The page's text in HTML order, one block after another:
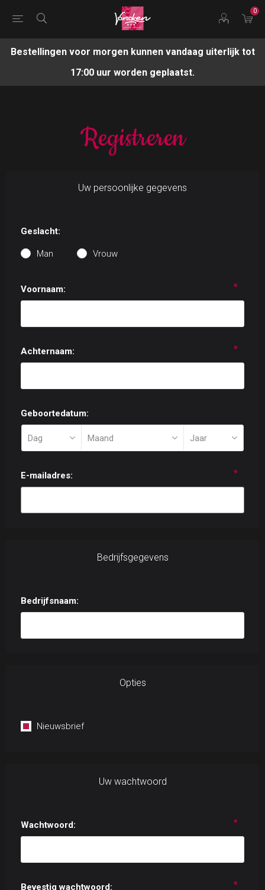
0
Bestellingen voor morgen kunnen vandaag uiterlijk tot
17:00 uur worden geplaatst.
Registreren
Uw persoonlijke gegevens
Geslacht:
Man Vrouw
Voornaam: *
Achternaam: *
Geboortedatum:
E-mailadres: *
Bedrijfsgegevens
Bedrijfsnaam:
Opties
Nieuwsbrief
Uw wachtwoord
Wachtwoord: *
Bevestig wachtwoord: *